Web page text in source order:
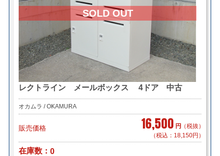
レクトライン メールボックス 4ドア 中古
オカムラ / OKAMURA
販売価格 16,500 円 （税抜）
（税込：18,150円）
在庫数 0